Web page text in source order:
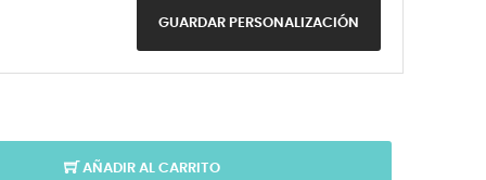
GUARDAR PERSONALIZACIÓN
AÑADIR AL CARRITO